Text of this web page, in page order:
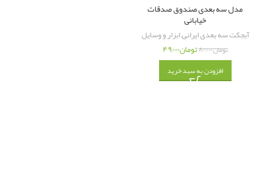
مدل سه بعدی صندوق صدقات
خیابانی
آبجکت سه بعدی ایرانی,ابزار و وسایل
تومان۸۰,۰۰۰تومان۴۹,۰۰۰
افزودن به سبد خرید